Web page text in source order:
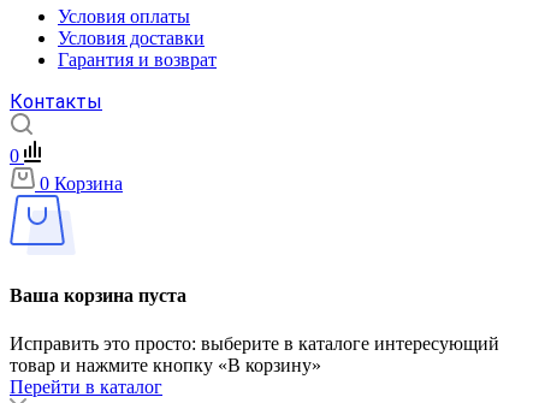
Условия оплаты
Условия доставки
Гарантия и возврат
Контакты
0
0 Корзина
Ваша корзина пуста
Исправить это просто: выберите в каталоге интересующий
товар и нажмите кнопку «В корзину»
Перейти в каталог